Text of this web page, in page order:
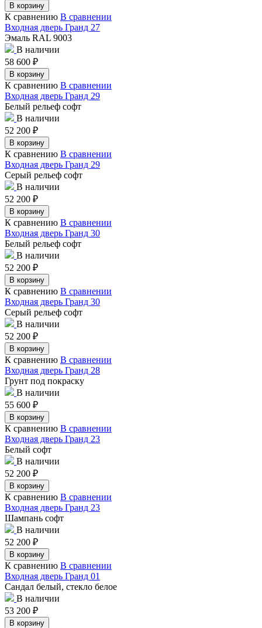
В корзину
К сравнению В сравнении
Входная дверь Гранд 27
Эмаль RAL 9003
В наличии
58 600 ₽
В корзину
К сравнению В сравнении
Входная дверь Гранд 29
Белый рельеф софт
В наличии
52 200 ₽
В корзину
К сравнению В сравнении
Входная дверь Гранд 29
Серый рельеф софт
В наличии
52 200 ₽
В корзину
К сравнению В сравнении
Входная дверь Гранд 30
Белый рельеф софт
В наличии
52 200 ₽
В корзину
К сравнению В сравнении
Входная дверь Гранд 30
Серый рельеф софт
В наличии
52 200 ₽
В корзину
К сравнению В сравнении
Входная дверь Гранд 28
Грунт под покраску
В наличии
55 600 ₽
В корзину
К сравнению В сравнении
Входная дверь Гранд 23
Белый софт
В наличии
52 200 ₽
В корзину
К сравнению В сравнении
Входная дверь Гранд 23
Шампань софт
В наличии
52 200 ₽
В корзину
К сравнению В сравнении
Входная дверь Гранд 01
Сандал белый, стекло белое
В наличии
53 200 ₽
В корзину